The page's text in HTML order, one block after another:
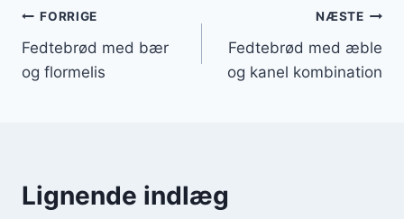
Indlægsnavigation
FORRIGE
Fedtebrød med bær
og flormelis
NÆSTE
Fedtebrød med æble
og kanel kombination
Lignende indlæg